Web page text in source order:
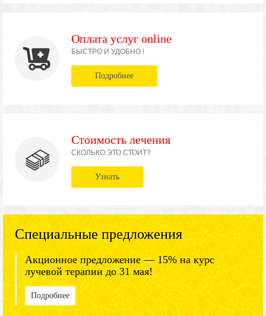
Оплата услуг online
БЫСТРО И УДОБНО !
Подробнее
Стоимость лечения
СКОЛЬКО ЭТО СТОИТ?
Узнать
Специальные предложения
Акционное предложение — 15% на курс
лучевой терапии до 31 мая!
Подробнее